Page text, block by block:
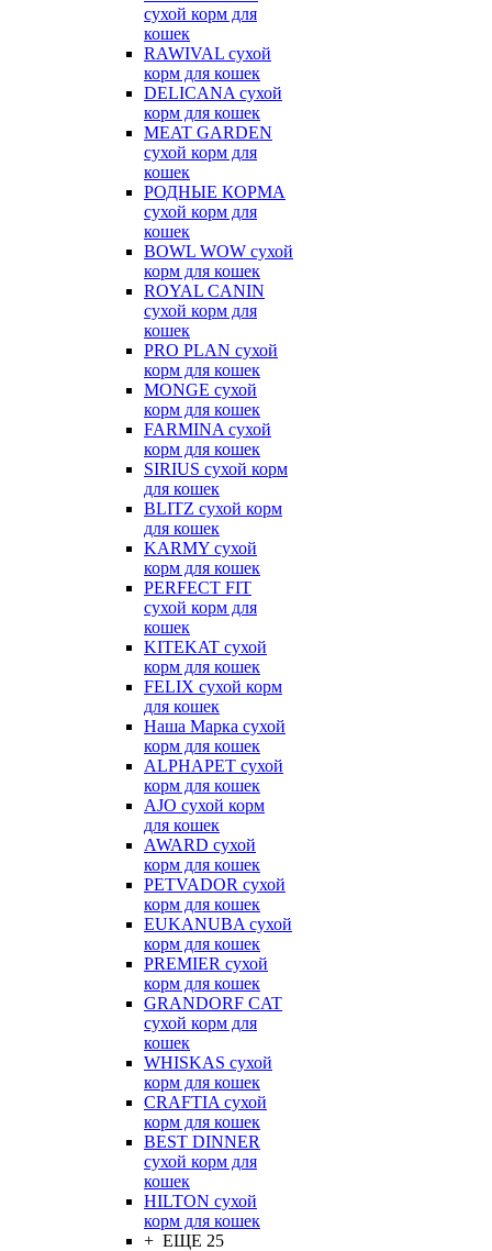
сухой корм для
кошек
RAWIVAL сухой
корм для кошек
DELICANA сухой
корм для кошек
MEAT GARDEN
сухой корм для
кошек
РОДНЫЕ КОРМА
сухой корм для
кошек
BOWL WOW сухой
корм для кошек
ROYAL CANIN
сухой корм для
кошек
PRO PLAN сухой
корм для кошек
MONGE сухой
корм для кошек
FARMINA сухой
корм для кошек
SIRIUS сухой корм
для кошек
BLITZ сухой корм
для кошек
KARMY сухой
корм для кошек
PERFECT FIT
сухой корм для
кошек
KITEKAT сухой
корм для кошек
FELIX сухой корм
для кошек
Наша Марка сухой
корм для кошек
ALPHAPET сухой
корм для кошек
AJO сухой корм
для кошек
AWARD сухой
корм для кошек
PETVADOR сухой
корм для кошек
EUKANUBA сухой
корм для кошек
PREMIER сухой
корм для кошек
GRANDORF CAT
сухой корм для
кошек
WHISKAS сухой
корм для кошек
CRAFTIA сухой
корм для кошек
BEST DINNER
сухой корм для
кошек
HILTON сухой
корм для кошек
+ ЕЩЕ 25